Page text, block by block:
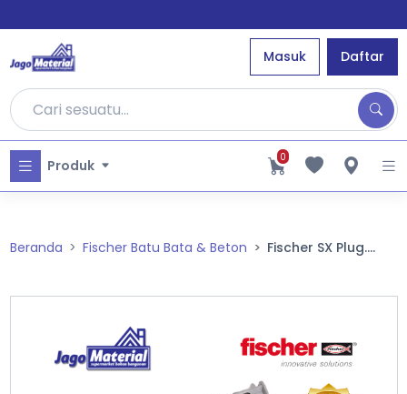
Masuk Daftar
Produk 0
Beranda Fischer Batu Bata & Beton Fischer SX Plug....